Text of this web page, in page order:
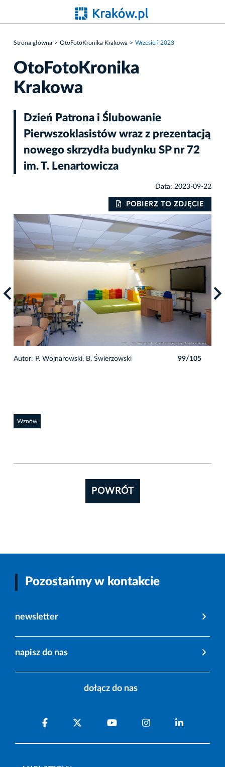
Strona główna OtoFotoKronika Krakowa Wrzesień 2023
OtoFotoKronika
Krakowa
Dzień Patrona i Ślubowanie
Pierwszoklasistów wraz z prezentacją
nowego skrzydła budynku SP nr 72
im. T. Lenartowicza
Data: 2023-09-22
POBIERZ TO ZDJĘCIE
Autor: P. Wojnarowski, B. Świerzowski 99/105
Wznów
POWRÓT
Pozostańmy w kontakcie
newsletter
napisz do nas
dołącz do nas